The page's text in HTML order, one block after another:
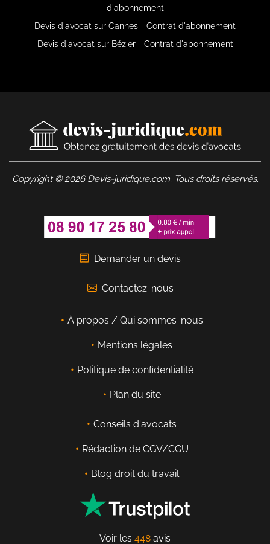
d'abonnement
Devis d'avocat sur Cannes - Contrat d'abonnement
Devis d'avocat sur Bézier - Contrat d'abonnement
Copyright © 2026 Devis-juridique.com. Tous droits réservés.
Demander un devis
Contactez-nous
À propos / Qui sommes-nous
Mentions légales
Politique de confidentialité
Plan du site
Conseils d'avocats
Rédaction de CGV/CGU
Blog droit du travail
Voir les 448 avis